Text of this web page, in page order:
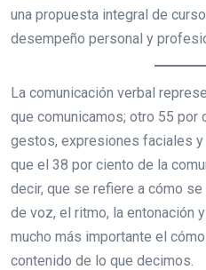
una propuesta integral de
desempeño personal y
La comunicación verbal
que comunicamos; otro 55 por
gestos, expresiones faciales
que el 38 por ciento de la
decir, que se refiere a cómo
de voz, el ritmo, la entonación
mucho más importante el
contenido de lo que decimos.